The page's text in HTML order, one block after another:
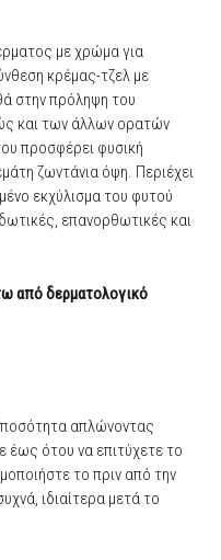
με χρώμα για
κρέμας-τζελ με
στην πρόληψη του
και των άλλων ορατών
προσφέρει φυσική
ζωντάνια όψη. Περιέχει
εκχύλισμα του φυτού
επανορθωτικές και
από δερματολογικό
απλώνοντας
έως ότου να επιτύχετε το
το πριν από την
ιδιαίτερα μετά το